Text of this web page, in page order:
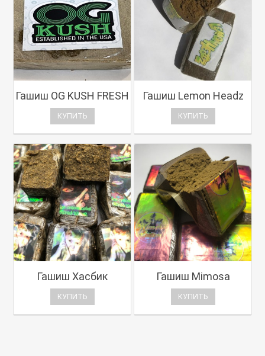
Гашиш OG KUSH FRESH
КУПИТЬ
Гашиш Lemon Headz
КУПИТЬ
Гашиш Хасбик
КУПИТЬ
Гашиш Mimosa
КУПИТЬ